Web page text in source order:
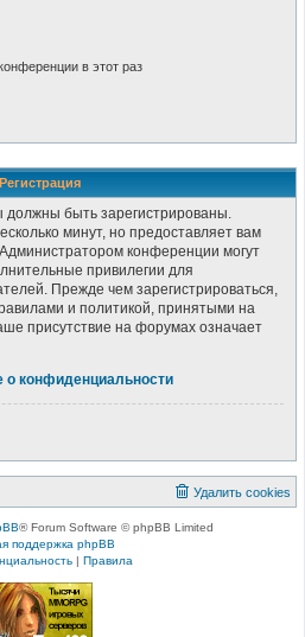
в этот раз
Регистрация
быть зарегистрированы.
минут, но предоставляет вам
конференции могут
привилегии для
Прежде чем зарегистрироваться,
и политикой, принятыми на
присутствие на форумах означает
о конфиденциальности
Удалить cookies
® Forum Software © phpBB Limited
поддержка phpBB
| Правила